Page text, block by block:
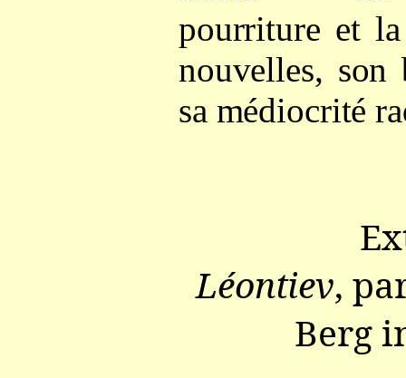
pourriture et
nouvelles, son
sa médiocrité
Léontiev,
Berg